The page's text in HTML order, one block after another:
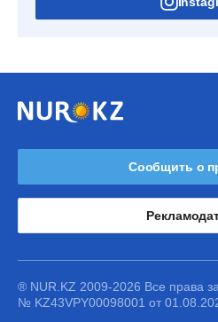
Сообщить о
® NUR.KZ 2009-2026 Все права
№ KZ43VPY00098001 от